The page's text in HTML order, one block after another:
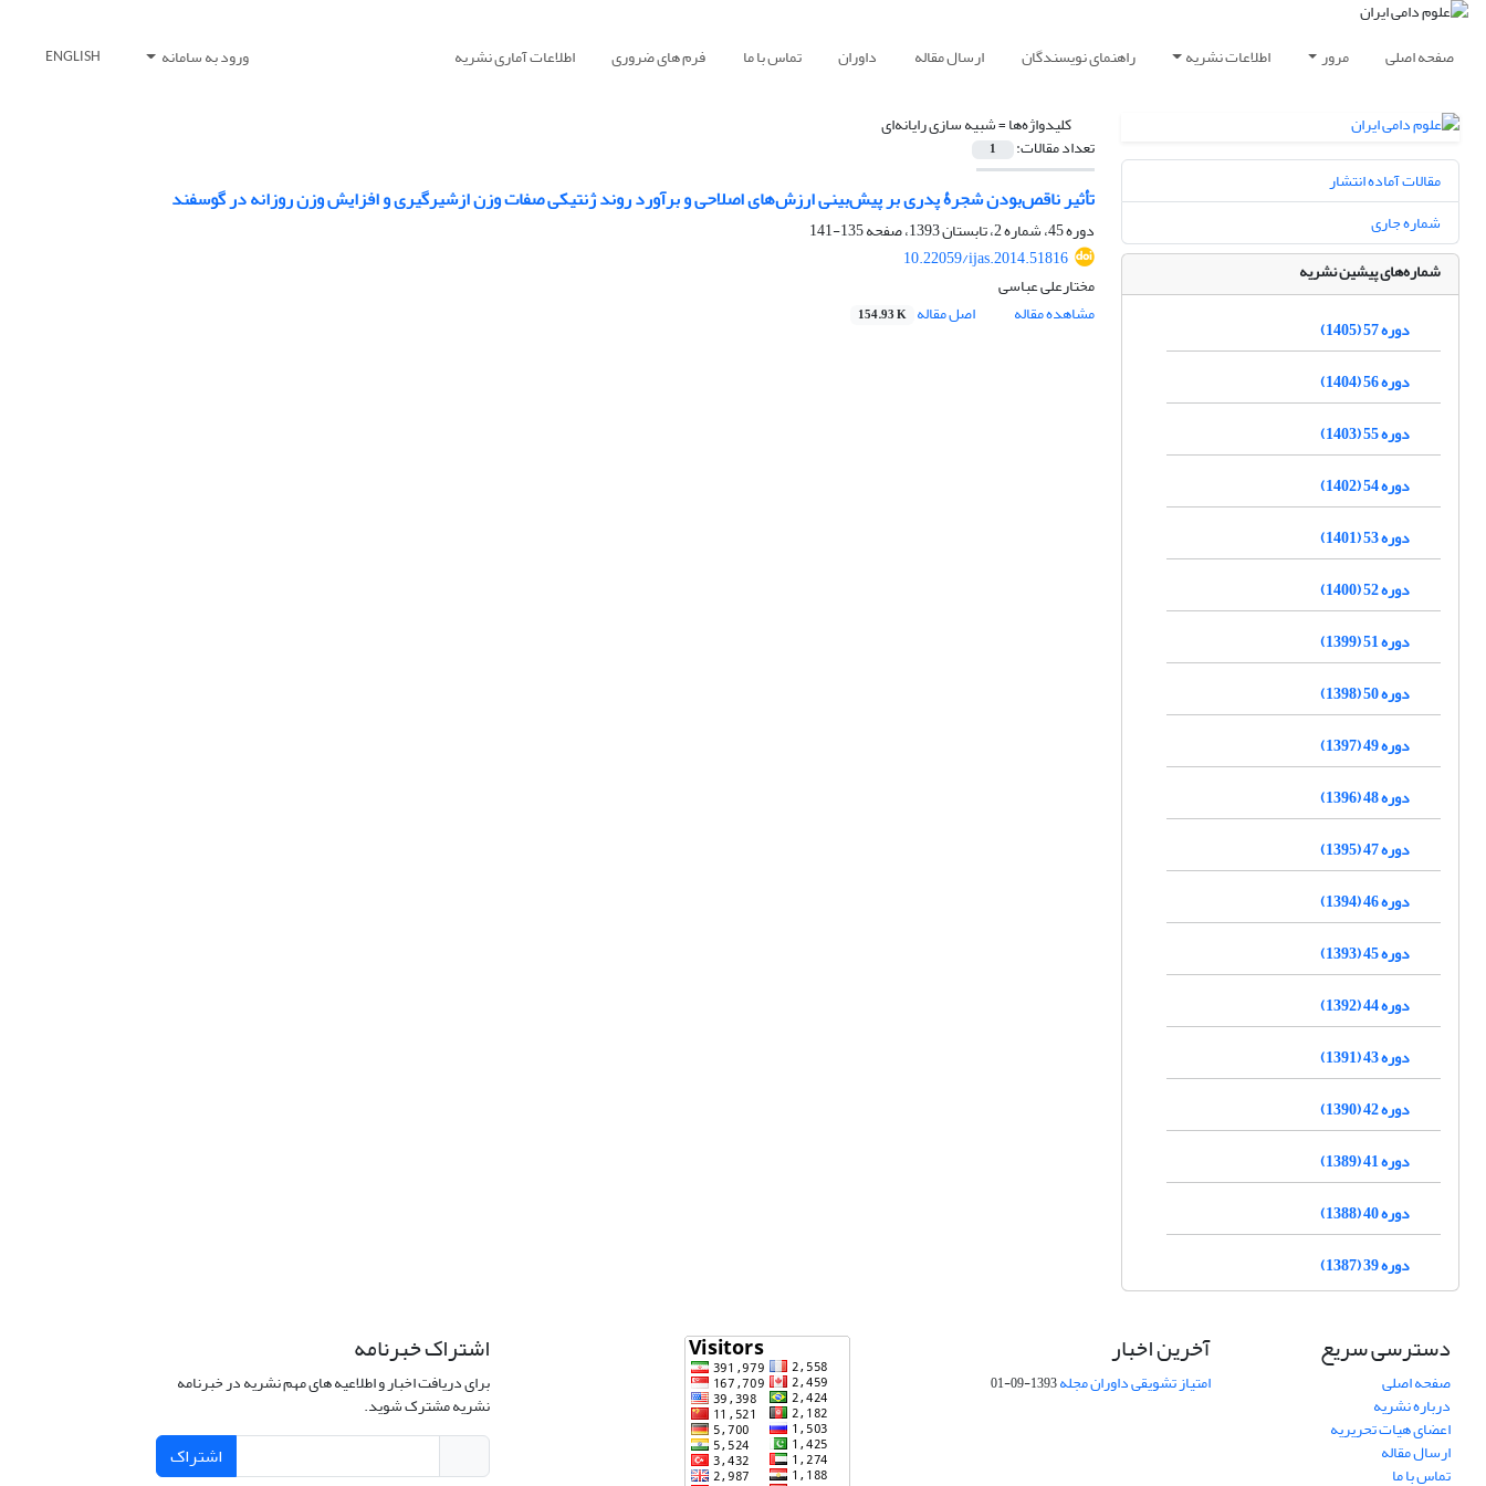
صفحه اصلی مرور اطلاعات نشریه راهنمای نویسندگان ارسال مقاله داوران تماس با ما فرم های ضروری اطلاعات آماری نشریه ورود به سامانه ENGLISH
کلیدواژه‌ها =شبیه ‏سازی رایانه‌ای
تعداد مقالات: 1
تأثیر ناقص‌بودن شجرۀ پدری بر پیش‌بینی ارزش‌های اصلاحی و برآورد روند ژنتیکی صفات وزن ازشیرگیری و افزایش وزن روزانه در گوسفند
دوره 45، شماره 2، تابستان 1393، صفحه
135-141
10.22059/ijas.2014.51816
مختارعلی عباسی
مشاهده مقاله
اصل مقاله 154.93 K
مقالات آماده انتشار
شماره جاری
شماره‌های پیشین نشریه
دوره 57 (1405)
دوره 56 (1404)
دوره 55 (1403)
دوره 54 (1402)
دوره 53 (1401)
دوره 52 (1400)
دوره 51 (1399)
دوره 50 (1398)
دوره 49 (1397)
دوره 48 (1396)
دوره 47 (1395)
دوره 46 (1394)
دوره 45 (1393)
دوره 44 (1392)
دوره 43 (1391)
دوره 42 (1390)
دوره 41 (1389)
دوره 40 (1388)
دوره 39 (1387)
دسترسی سریع
صفحه اصلی
درباره نشریه
اعضای هیات تحریریه
ارسال مقاله
تماس با ما
آخرین اخبار
امتیاز تشویقی داوران مجله1393-09-01
اشتراک خبرنامه
برای دریافت اخبار و اطلاعیه های مهم نشریه در خبرنامه
نشریه مشترک شوید.
اشتراک